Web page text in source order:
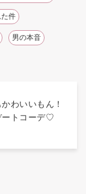
件
男の本音
わいいもん！
ートコーデ♡